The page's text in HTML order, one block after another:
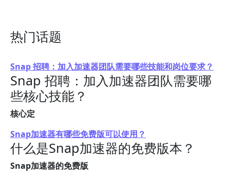
热门话题
Snap 招聘：加入加速器团队需要哪些技能和岗位要求？
Snap 招聘：加入加速器团队需要哪
些核心技能？
核心定
Snap加速器有哪些免费版可以使用？
什么是Snap加速器的免费版本？
Snap加速器的免费版